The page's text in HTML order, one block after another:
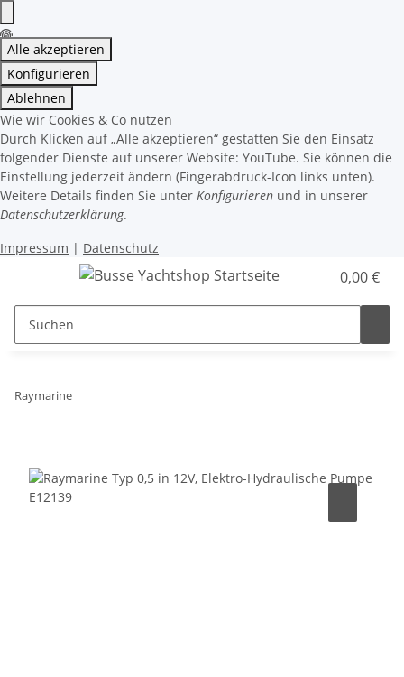
Alle akzeptieren
Konfigurieren
Ablehnen
Wie wir Cookies & Co nutzen
Durch Klicken auf „Alle akzeptieren“ gestatten Sie den Einsatz
folgender Dienste auf unserer Website: YouTube. Sie können die
Einstellung jederzeit ändern (Fingerabdruck-Icon links unten).
Weitere Details finden Sie unter Konfigurieren und in unserer
Datenschutzerklärung.
Impressum | Datenschutz
0,00 €
Raymarine